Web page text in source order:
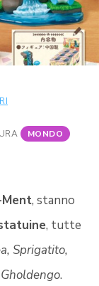
MONDO
Ment, stanno
, tutte
Sprigatito,
.